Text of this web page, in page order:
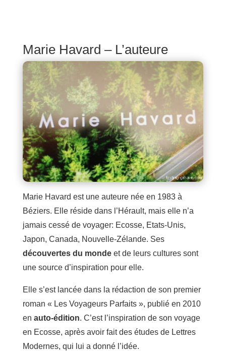
Marie Havard – L’auteure
Marie Havard est une auteure née en 1983 à
Béziers. Elle réside dans l’Hérault, mais elle n’a
jamais cessé de voyager: Ecosse, Etats-Unis,
Japon, Canada, Nouvelle-Zélande. Ses
découvertes du mondeet de leurs cultures sont
une source d’inspiration pour elle.
Elle s’est lancée dans la rédaction de son premier
roman « Les Voyageurs Parfaits », publié en 2010
en auto-édition. C’est l’inspiration de son voyage
en Ecosse, après avoir fait des études de Lettres
Modernes, qui lui a donné l’idée.